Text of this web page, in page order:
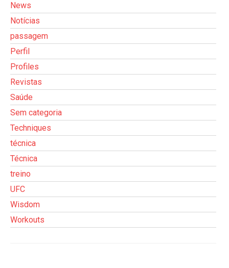
News
Notícias
passagem
Perfil
Profiles
Revistas
Saúde
Sem categoria
Techniques
técnica
Técnica
treino
UFC
Wisdom
Workouts